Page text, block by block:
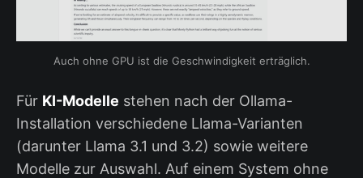
Auch ohne GPU ist die Geschwindigkeit erträglich.
Für KI-Modelle stehen nach der Ollama-
Installation verschiedene Llama-Varianten
(darunter Llama 3.1 und 3.2) sowie weitere
Modelle zur Auswahl. Auf einem System ohne